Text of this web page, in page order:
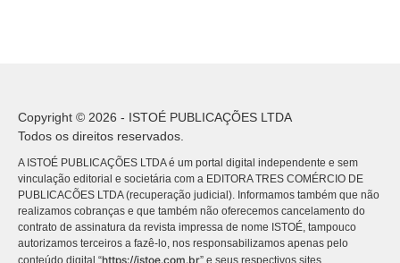
Copyright © 2026 - ISTOÉ PUBLICAÇÕES LTDA
Todos os direitos reservados.
A ISTOÉ PUBLICAÇÕES LTDA é um portal digital independente e sem
vinculação editorial e societária com a EDITORA TRES COMÉRCIO DE
PUBLICACÕES LTDA (recuperação judicial). Informamos também que não
realizamos cobranças e que também não oferecemos cancelamento do
contrato de assinatura da revista impressa de nome ISTOÉ, tampouco
autorizamos terceiros a fazê-lo, nos responsabilizamos apenas pelo
conteúdo digital “https://istoe.com.br” e seus respectivos sites.